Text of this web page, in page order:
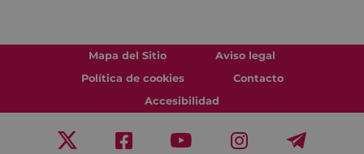
Mapa del Sitio
Aviso legal
Política de cookies
Contacto
Accesibilidad